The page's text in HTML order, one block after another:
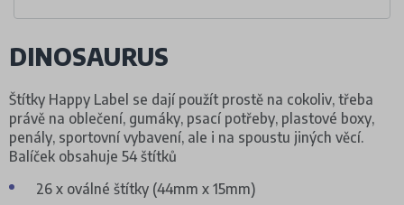
DINOSAURUS
Štítky Happy Label se dají použít prostě na cokoliv, třeba
právě na oblečení, gumáky, psací potřeby, plastové boxy,
penály, sportovní vybavení, ale i na spoustu jiných věcí.
Balíček obsahuje 54 štítků
26 x oválné štítky (44mm x 15mm)